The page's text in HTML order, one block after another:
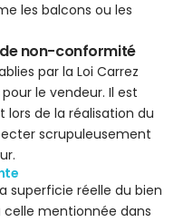
les balcons ou les
non-conformité
par la Loi Carrez
le vendeur. Il est
lors de la réalisation du
scrupuleusement
superficie réelle du bien
celle mentionnée dans